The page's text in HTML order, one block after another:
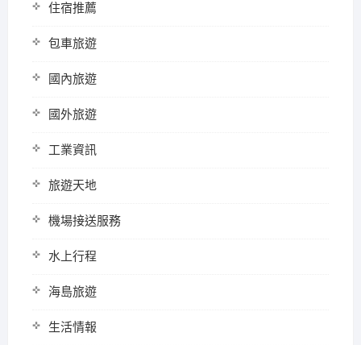
住宿推薦
包車旅遊
國內旅遊
國外旅遊
工業資訊
旅遊天地
機場接送服務
水上行程
海島旅遊
生活情報